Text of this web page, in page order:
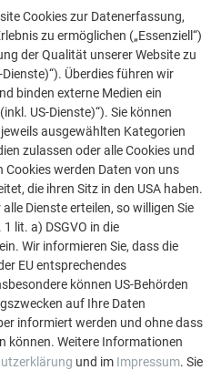
Brandschutzvorschriften.
Cookies zur Datenerfassung,
zu ermöglichen („Essenziell“)
der Qualität unserer Website zu
Überdies führen wir
binden externe Medien ein
US-Dienste)“). Sie können
ausgewählten Kategorien
zulassen oder alle Cookies und
Cookies werden Daten von uns
die ihren Sitz in den USA haben.
Dienste erteilen, so willigen Sie
lit. a) DSGVO in die
Wir informieren Sie, dass die
EU entsprechendes
können US-Behörden
auf Ihre Daten
informiert werden und ohne dass
können. Weitere Informationen
und im Impressum. Sie